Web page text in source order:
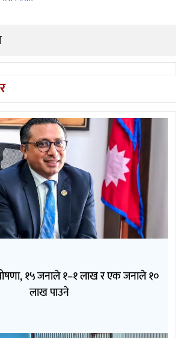
१५ जनाले १–१ लाख र एक जनाले १०
लाख पाउने